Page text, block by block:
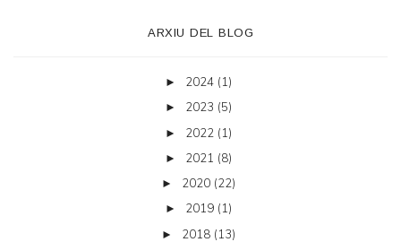
ARXIU DEL BLOG
► 2024 (1)
► 2023 (5)
► 2022 (1)
► 2021 (8)
► 2020 (22)
► 2019 (1)
► 2018 (13)